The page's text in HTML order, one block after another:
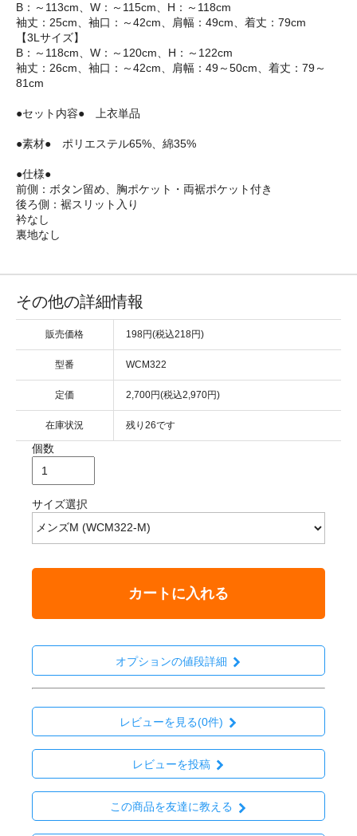
B：～113cm、W：～115cm、H：～118cm
袖丈：25cm、袖口：～42cm、肩幅：49cm、着丈：79cm
【3Lサイズ】
B：～118cm、W：～120cm、H：～122cm
袖丈：26cm、袖口：～42cm、肩幅：49～50cm、着丈：79～
81cm
●セット内容● 上衣単品
●素材● ポリエステル65%、綿35%
●仕様●
前側：ボタン留め、胸ポケット・両裾ポケット付き
後ろ側：裾スリット入り
衿なし
裏地なし
その他の詳細情報
販売価格 198円(税込218円)
型番 WCM322
定価 2,700円(税込2,970円)
在庫状況 残り26です
個数
サイズ選択
カートに入れる
オプションの値段詳細
レビューを見る(0件)
レビューを投稿
この商品を友達に教える